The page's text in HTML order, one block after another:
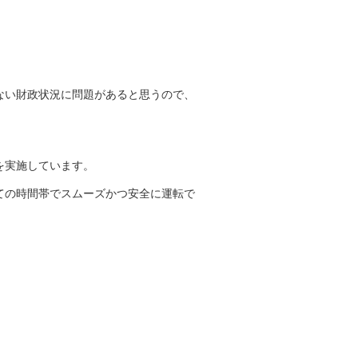
財政状況に問題があると思うので、
施しています。
時間帯でスムーズかつ安全に運転で